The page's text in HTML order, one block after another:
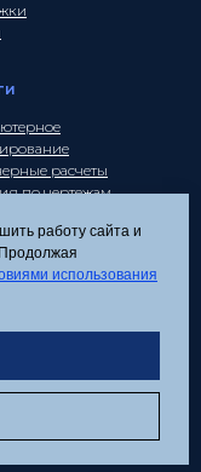
расчеты
по чертежам
на обработку
данных
об
работу сайта и
использования